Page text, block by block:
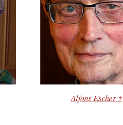
Alfons Escher †